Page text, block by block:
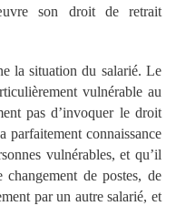
son droit de retrait
la situation du salarié. Le
vulnérable au
pas d’invoquer le droit
parfaitement connaissance
vulnérables, et qu’il
de postes, de
par un autre salarié, et